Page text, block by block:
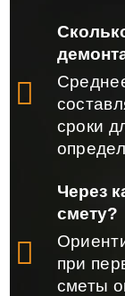
сроки
Через
смету?
при
сметы